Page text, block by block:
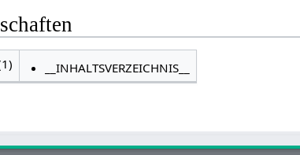
__INHALTSVERZEICHNIS__